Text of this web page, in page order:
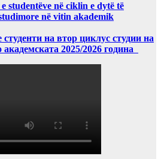
studentëve në ciklin e dytë të
në vitin akademik
на втор циклус студии на
2025/2026 година